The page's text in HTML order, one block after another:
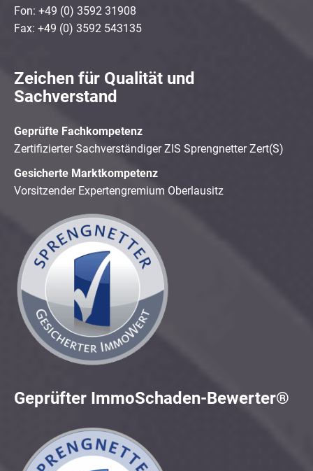
Fon: +49 (0) 3592 31908
Fax: +49 (0) 3592 543135
Zeichen für Qualität und
Sachverstand
Geprüfte Fachkompetenz
Zertifizierter Sachverständiger ZIS Sprengnetter Zert(S)
Gesicherte Marktkompetenz
Vorsitzender Expertengremium Oberlausitz
Geprüfter ImmoSchaden-Bewerter®